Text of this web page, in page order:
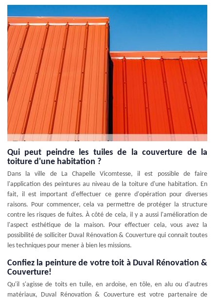
Qui peut peindre les tuiles de la couverture de la
toiture d'une habitation ?
Dans la ville de La Chapelle Vicomtesse, il est possible de faire
l'application des peintures au niveau de la toiture d'une habitation. En
fait, il est important d'effectuer ce genre d'opération pour diverses
raisons. Pour commencer, cela va permettre de protéger la structure
contre les risques de fuites. À côté de cela, il y a aussi l'amélioration de
l'aspect esthétique de la maison. Pour effectuer cela, vous avez la
possibilité de solliciter Duval Rénovation & Couverture qui connait toutes
les techniques pour mener à bien les missions.
Confiez la peinture de votre toit à Duval Rénovation &
Couverture!
Qu'il s'agisse de toits en tuile, en ardoise, en tôle, en alu ou d'autres
matériaux, Duval Rénovation & Couverture est votre partenaire de